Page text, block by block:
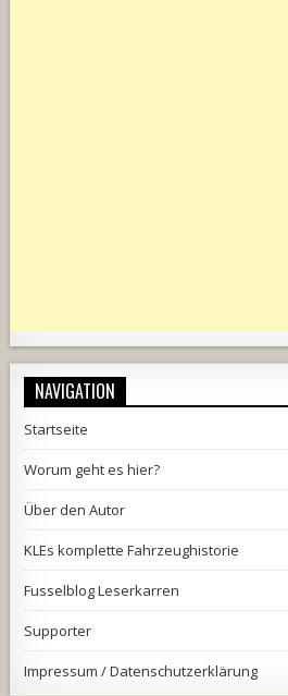
NAVIGATION
Startseite
Worum geht es hier?
Über den Autor
KLEs komplette Fahrzeughistorie
Fusselblog Leserkarren
Supporter
Impressum / Datenschutzerklärung